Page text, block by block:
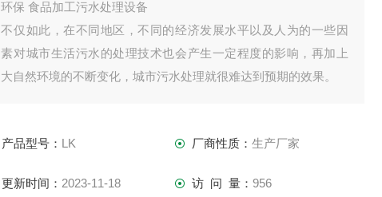
环保 食品加工污水处理设备
不仅如此，在不同地区，不同的经济发展水平以及人为的一些因
素对城市生活污水的处理技术也会产生一定程度的影响，再加上
大自然环境的不断变化，城市污水处理就很难达到预期的效果。
产品型号： LK 厂商性质： 生产厂家
更新时间： 2023-11-18 访 问 量： 956